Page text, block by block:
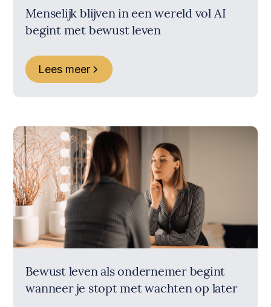
Menselijk blijven in een wereld vol AI
begint met bewust leven
Lees meer
Bewust leven als ondernemer begint
wanneer je stopt met wachten op later